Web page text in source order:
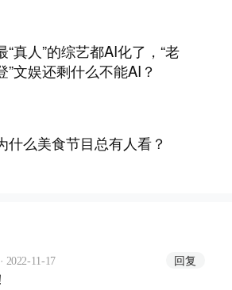
“真人”的综艺都AI化了，“老
”文娱还剩什么不能AI？
什么美食节目总有人看？
· 2022-11-17 回复